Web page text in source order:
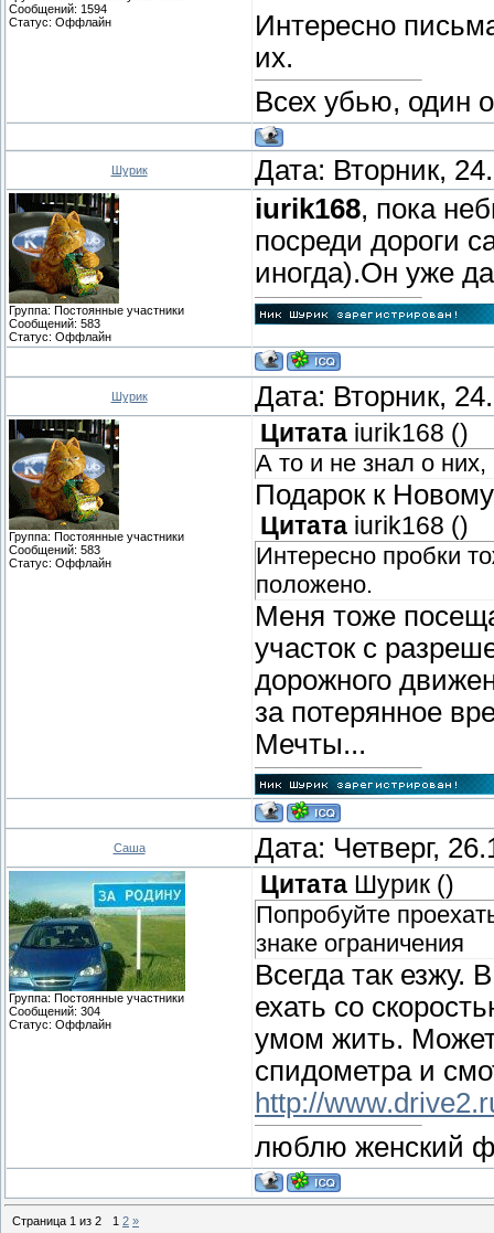
Сообщений: 1594
Статус: Оффлайн
Интересно
их.
Всех убью, один
Шурик Дата: Вторник,
Группа: Постоянные участники
Сообщений: 583
Статус: Оффлайн
iurik168, пока
посреди дороги
иногда).Он уже
Шурик Дата: Вторник,
Группа: Постоянные участники
Сообщений: 583
Статус: Оффлайн
Цитата iurik168 ()
А то и не знал о них,
Подарок к
Цитата iurik168 ()
Интересно пробки
положено.
Меня тоже
участок с
дорожного
за потерянное
Мечты...
Саша Дата: Четверг,
Группа: Постоянные участники
Сообщений: 304
Статус: Оффлайн
Цитата Шурик ()
Попробуйте
знаке ограничения
Всегда так езжу.
ехать со
умом жить. Может
спидометра и
http://
люблю женский
Страница 1 из 2 1 2 »